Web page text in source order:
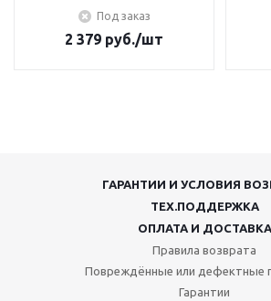
Под заказ
2 379 руб./шт
ГАРАНТИИ И УСЛОВИЯ
ТЕХ.ПОДДЕРЖКА
ОПЛАТА И ДОСТАВКА
Правила возврата
Повреждённые или дефектные
Гарантии